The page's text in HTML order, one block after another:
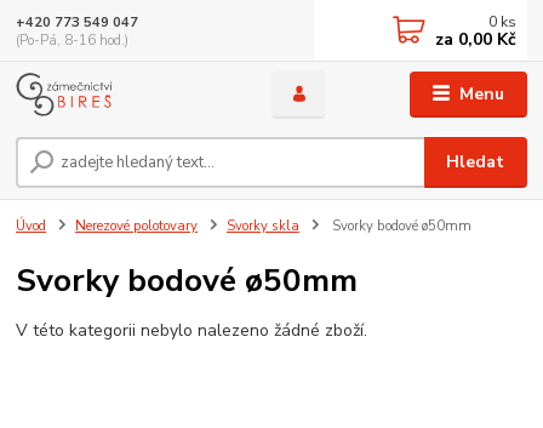
Menu
Hledat
+420 773 549 047
(Po-Pá, 8-16 hod.)
0 ks
za 0,00 Kč
Úvod Nerezové polotovary Svorky skla Svorky bodové ø50mm
Svorky bodové ø50mm
V této kategorii nebylo nalezeno žádné zboží.